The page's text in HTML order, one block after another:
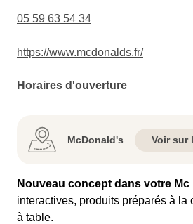
05 59 63 54 34
https://www.mcdonalds.fr/
Horaires d'ouverture
McDonald's Voir sur
Nouveau concept dans votre
interactives, produits préparés à la
à table.